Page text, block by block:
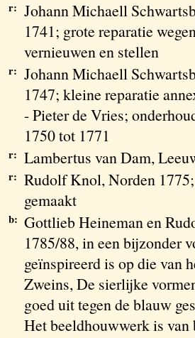
r: Johann Michaell
1741; grote reparatie
vernieuwen en stellen
r: Johann Michaell
1747; kleine reparatie
- Pieter de Vries;
1750 tot 1771
r: Lambertus van Dam,
r: Rudolf Knol, Norden
gemaakt
b: Gottlieb Heineman en
1785/88, in een bijzonder
geïnspireerd is op die van
Zweins, De sierlijke
goed uit tegen de blauw
Het beeldhouwwerk is van